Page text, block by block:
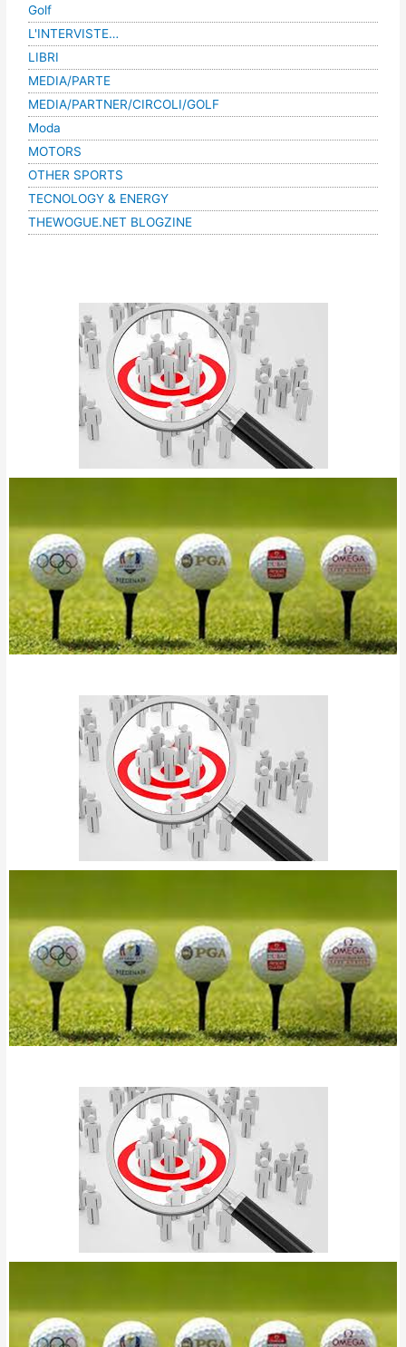
Golf
L'INTERVISTE…
LIBRI
MEDIA/PARTE
MEDIA/PARTNER/CIRCOLI/GOLF
Moda
MOTORS
OTHER SPORTS
TECNOLOGY & ENERGY
THEWOGUE.NET BLOGZINE